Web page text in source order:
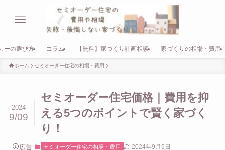
ーの選び方 コラム 【無料】家づくり計画相談 家づくりの相場・費用
ホーム セミオーダー住宅の相場・費用
セミオーダー住宅価格｜費用を抑
える5つのポイントで賢く家づく
り！
2024
9/09
広告 セミオーダー住宅の相場・費用 2024年9月9日